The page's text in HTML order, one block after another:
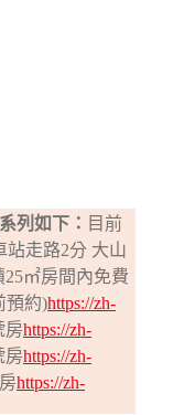
列如下： 目前
站走路2分 大山
㎡房間內免費
預約)https://zh-
房https://zh-
房https://zh-
https://zh-